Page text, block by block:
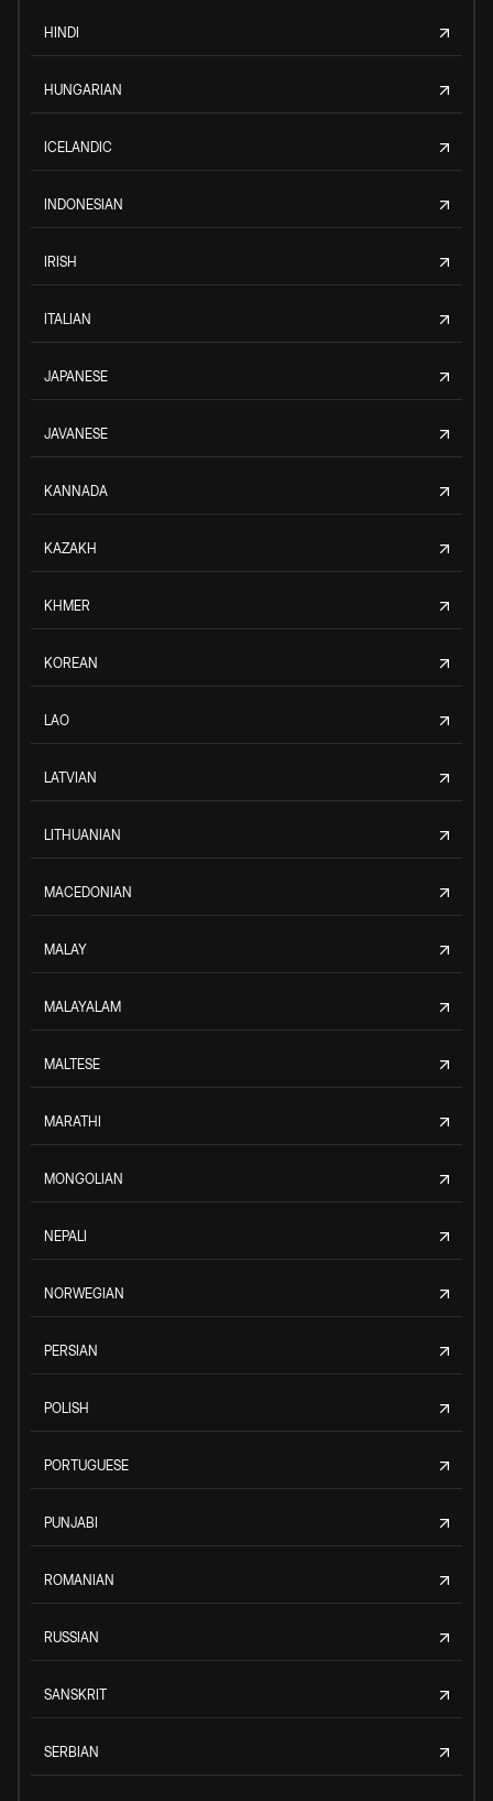
HINDI
HUNGARIAN
ICELANDIC
INDONESIAN
IRISH
ITALIAN
JAPANESE
JAVANESE
KANNADA
KAZAKH
KHMER
KOREAN
LAO
LATVIAN
LITHUANIAN
MACEDONIAN
MALAY
MALAYALAM
MALTESE
MARATHI
MONGOLIAN
NEPALI
NORWEGIAN
PERSIAN
POLISH
PORTUGUESE
PUNJABI
ROMANIAN
RUSSIAN
SANSKRIT
SERBIAN